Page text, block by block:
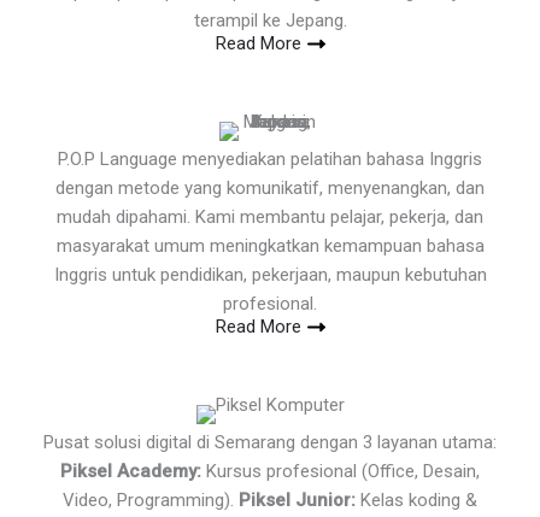
terampil ke Jepang.
Read More
P.O.P Language menyediakan pelatihan bahasa Inggris
dengan metode yang komunikatif, menyenangkan, dan
mudah dipahami. Kami membantu pelajar, pekerja, dan
masyarakat umum meningkatkan kemampuan bahasa
Inggris untuk pendidikan, pekerjaan, maupun kebutuhan
profesional.
Read More
Pusat solusi digital di Semarang dengan 3 layanan utama:
Piksel Academy: Kursus profesional (Office, Desain,
Video, Programming). Piksel Junior: Kelas koding &